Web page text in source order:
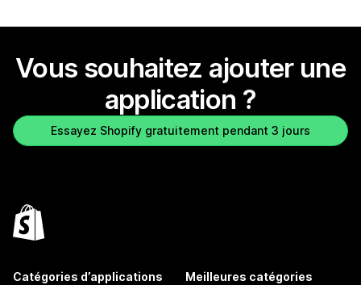
Vous souhaitez ajouter une
application ?
Essayez Shopify gratuitement pendant 3 jours
Catégories d’applications Meilleures catégories